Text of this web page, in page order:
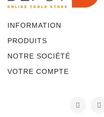
INFORMATION
PRODUITS
NOTRE SOCIÉTÉ
VOTRE COMPTE